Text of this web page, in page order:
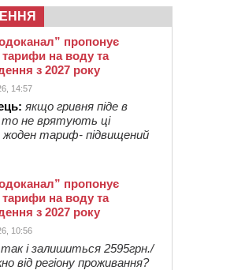
пропонує
на воду та
з 2027 року
14:57
якщо гривня піде в
то не врятують ці
жоден тариф- підвищений
пропонує
на воду та
з 2027 року
10:56
так і залишиться 2595грн./
від регіону проживання?